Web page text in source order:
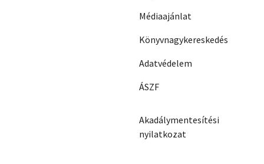
Médiaajánlat
Könyvnagykereskedés
Adatvédelem
ÁSZF
Akadálymentesítési
nyilatkozat